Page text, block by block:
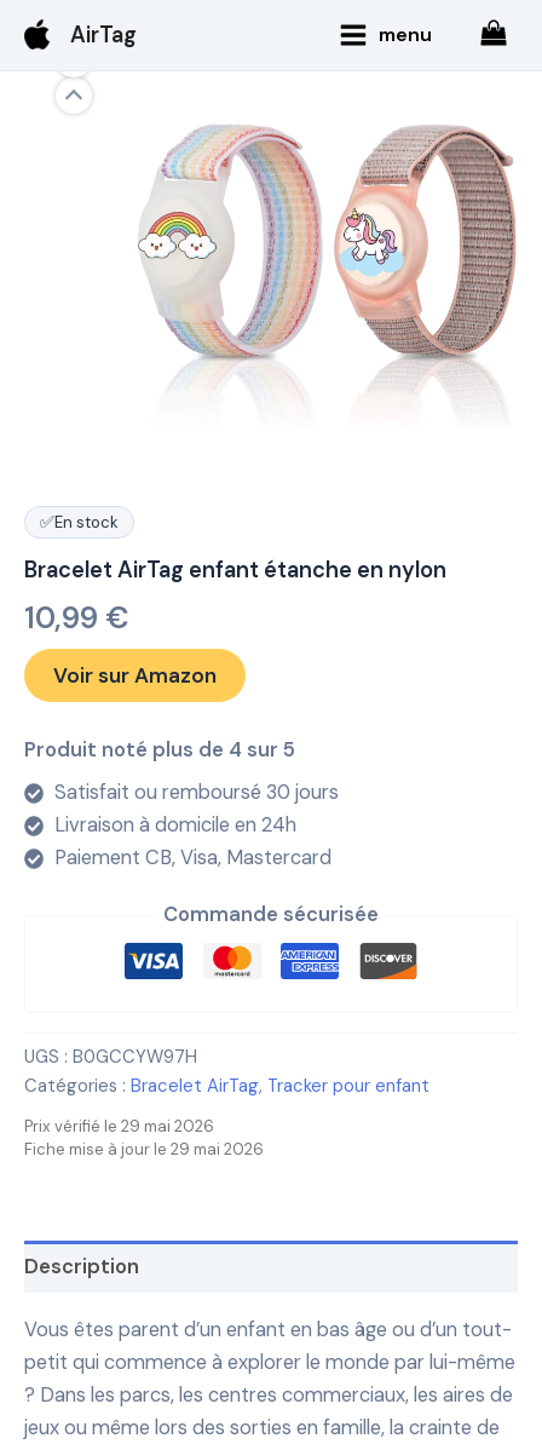
contenu
AirTag
Mainmenu
✅En stock
Bracelet AirTag enfant étanche en nylon
10,99 €
Voir sur Amazon
Produit noté plus de 4 sur 5
Satisfait ou remboursé 30 jours
Livraison à domicile en 24h
Paiement CB, Visa, Mastercard
Commande sécurisée
UGS : B0GCCYW97H
Catégories : Bracelet AirTag, Tracker pour enfant
Prix vérifié le 29 mai 2026
Fiche mise à jour le 29 mai 2026
Description
Vous êtes parent d’un enfant en bas âge ou d’un tout-
petit qui commence à explorer le monde par lui-même
? Dans les parcs, les centres commerciaux, les aires de
jeux ou même lors des sorties en famille, la crainte de